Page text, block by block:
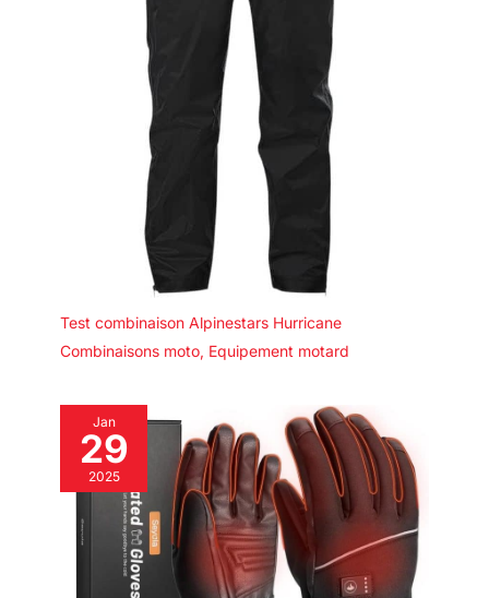
Test combinaison Alpinestars Hurricane
Combinaisons moto, Equipement motard
Jan
29
2025